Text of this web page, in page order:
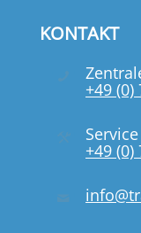
KONTAKT
+49
+49 (0)